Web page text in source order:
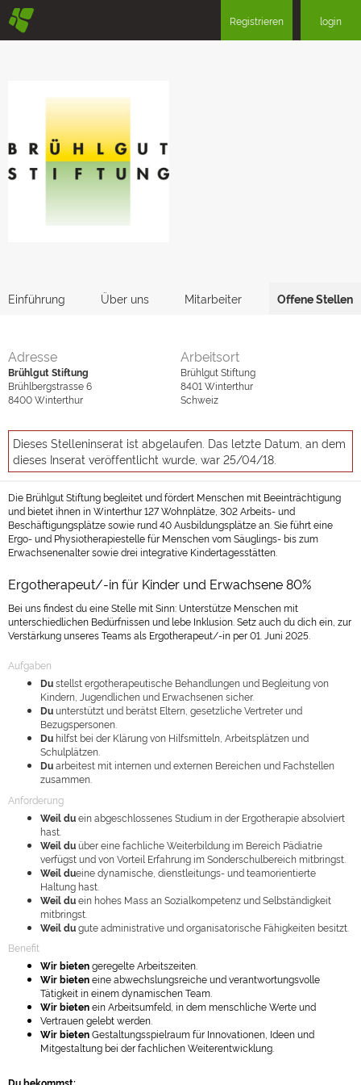
§ Registrieren login
Einführung Über uns Mitarbeiter Offene Stellen
Adresse
Brühlgut Stiftung
Brühlbergstrasse 6
8400Winterthur
Arbeitsort
Brühlgut Stiftung
8401 Winterthur
Schweiz
Dieses Stelleninserat ist abgelaufen. Das letzte Datum, an dem
dieses Inserat veröffentlicht wurde, war 25/04/18.
Die Brühlgut Stiftung begleitet und fördert Menschen mit Beeinträchtigung
und bietet ihnen in Winterthur 127 Wohnplätze, 302 Arbeits- und
Beschäftigungsplätze sowie rund 40 Ausbildungsplätze an. Sie führt eine
Ergo- und Physiotherapiestelle für Menschen vom Säuglings- bis zum
Erwachsenenalter sowie drei integrative Kindertagesstätten.
Ergotherapeut/-in für Kinder und Erwachsene 80%
Bei uns findest du eine Stelle mit Sinn: Unterstütze Menschen mit
unterschiedlichen Bedürfnissen und lebe Inklusion. Setz auch du dich ein, zur
Verstärkung unseres Teams als Ergotherapeut/-in per 01. Juni 2025.
Aufgaben
Dustellst ergotherapeutische Behandlungen und Begleitung von
Kindern, Jugendlichen und Erwachsenen sicher.
Duunterstützt und berätst Eltern, gesetzliche Vertreter und
Bezugspersonen.
Du hilfst bei der Klärung von Hilfsmitteln, Arbeitsplätzen und
Schulplätzen.
Duarbeitest mit internen und externen Bereichen und Fachstellen
zusammen.
Anforderung
Weil duein abgeschlossenes Studium in der Ergotherapie absolviert
hast.
Weil duüber eine fachliche Weiterbildung im Bereich Pädiatrie
verfügst und von Vorteil Erfahrung im Sonderschulbereich mitbringst.
Weil dueine dynamische, dienstleitungs- und teamorientierte
Haltung hast.
Weil duein hohes Mass an Sozialkompetenz und Selbständigkeit
mitbringst.
Weil dugute administrative und organisatorische Fähigkeiten besitzt.
Benefit
Wir bietengeregelte Arbeitszeiten.
Wir bieteneine abwechslungsreiche und verantwortungsvolle
Tätigkeit in einem dynamischen Team.
Wir bietenein Arbeitsumfeld, in dem menschliche Werte und
Vertrauen gelebt werden.
Wir bietenGestaltungsspielraum für Innovationen, Ideen und
Mitgestaltung bei der fachlichen Weiterentwicklung.
Du bekommst: